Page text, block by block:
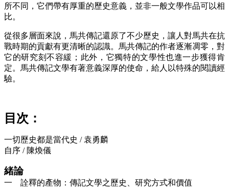
所不同，它們帶有厚重的歷史意義，並非一般文學作品可以相
比。
從很多層面來說，馬共傳記還原了不少歷史，讓人對馬共在抗
戰時期的貢獻有更清晰的認識。馬共傳記的作者逐漸凋零，對
它的研究刻不容緩；此外，它獨特的文學性也進一步獲得肯
定。馬共傳記文學有著意義深厚的使命，給人以特殊的閱讀經
驗。
目次：
一切歷史都是當代史 / 袁勇麟
自序 / 陳煥儀
緒論
一 詮釋的產物：傳記文學之歷史、研究方式和價值